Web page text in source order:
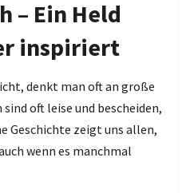
– Ein Held
inspiriert
denkt man oft an große
oft leise und bescheiden,
Geschichte zeigt uns allen,
wenn es manchmal